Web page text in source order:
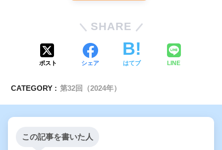
SHARE
ポスト シェア はてブ LINE
CATEGORY : 第32回（2024年）
この記事を書いた人